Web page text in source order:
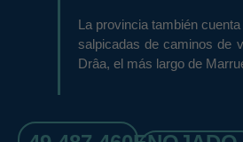
La provincia también
salpicadas de caminos de
Drâa, el más largo de